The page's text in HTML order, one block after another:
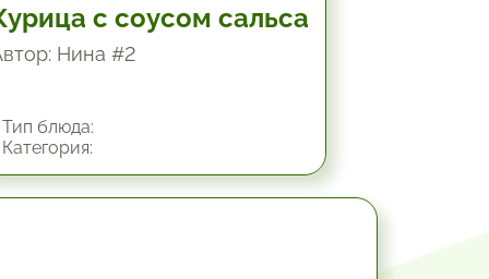
с соусом сальса
Нина #2
блюда: